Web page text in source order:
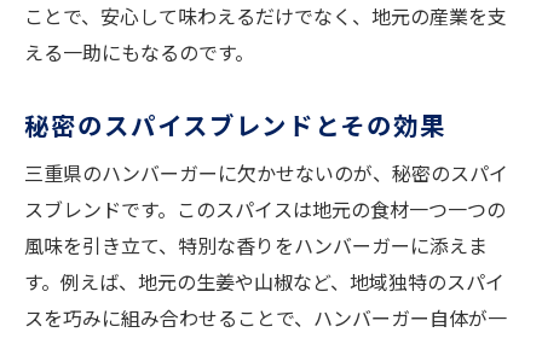
ことで、安心して味わえるだけでなく、地元の産業を支
える一助にもなるのです。
秘密のスパイスブレンドとその効果
三重県のハンバーガーに欠かせないのが、秘密のスパイ
スブレンドです。このスパイスは地元の食材一つ一つの
風味を引き立て、特別な香りをハンバーガーに添えま
す。例えば、地元の生姜や山椒など、地域独特のスパイ
スを巧みに組み合わせることで、ハンバーガー自体が一